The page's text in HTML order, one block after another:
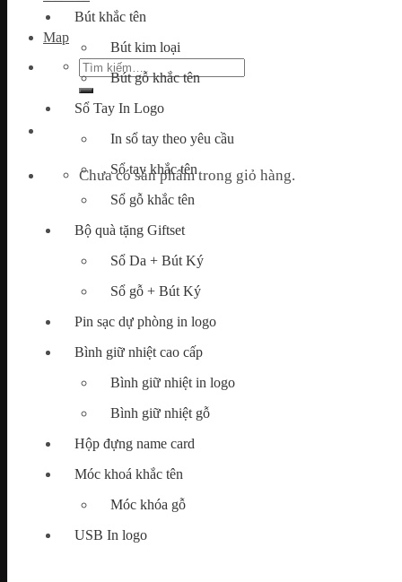
Map
Tìm
kiếm:
Chưa có sản phẩm trong giỏ hàng.
Bút khắc tên
Bút kim loại
Bút gỗ khắc tên
Sổ Tay In Logo
In sổ tay theo yêu cầu
Sổ tay khắc tên
Sổ gỗ khắc tên
Bộ quà tặng Giftset
Sổ Da + Bút Ký
Sổ gỗ + Bút Ký
Pin sạc dự phòng in logo
Bình giữ nhiệt cao cấp
Bình giữ nhiệt in logo
Bình giữ nhiệt gỗ
Hộp đựng name card
Móc khoá khắc tên
Móc khóa gỗ
USB In logo